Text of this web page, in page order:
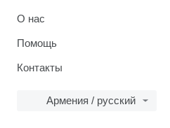
О нас
Помощь
Контакты
Армения / русский